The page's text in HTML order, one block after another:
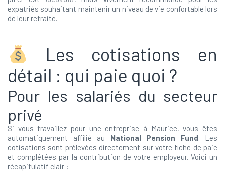
expatriés souhaitant maintenir un niveau de vie confortable lors
de leur retraite.
Les cotisations en
détail : qui paie quoi ?
Pour les salariés du secteur
privé
Si vous travaillez pour une entreprise à Maurice, vous êtes
automatiquement affilié au National Pension Fund. Les
cotisations sont prélevées directement sur votre fiche de paie
et complétées par la contribution de votre employeur. Voici un
récapitulatif clair :